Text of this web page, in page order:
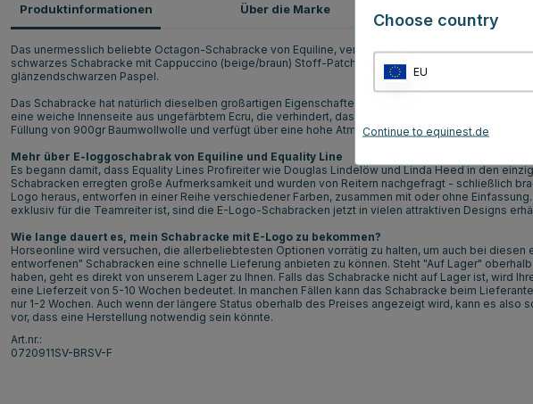
Produktinformationen
Das unermesslich beliebte Octagon-Schabracke von Equiline, verziert mit dem unwiderstehlichen
schwarzes Schabracke mit Cappuccino (beige/braun) Stoff-Patch mit Glitzerschwarte E-Logo,
glänzendschwarzen Paspel.
Das Schabracke hat natürlich dieselben großartigen Eigenschaften wie Octagon, wie
eine weiche Innenseite aus ungefärbtem Ecru, die verhindert, dass das Pferd mit Farbsubstanzen
Füllung von 900gr Baumwollwolle und verfügt über eine hohe Atmungsaktivität und Stoßdämpfung.
Mehr über E-loggoschabrak von Equiline und Equality Line
Es begann damit, dass Equality Lines Profireiter wie Douglas Lindelöw und Linda Heed in den
Schabracken erregten große Aufmerksamkeit und wurden von Reitern nachgefragt - schließlich
Logo heraus, entworfen in einer Reihe verschiedener Farben, zusammen mit oder ohne
exklusiv für die Teamreiter ist, sind die E-Logo-Schabracken jetzt in vielen attraktiven Designs
Wie lange dauert es, mein Schabracke mit E-Logo zu bekommen?
Horseonline wird versuchen, die allerbeliebtesten Optionen vorrätig zu halten, um auch bei diesen
entworfenen" Schabracken eine schnelle Lieferung anbieten zu können. Steht "Auf Lager"
haben, geht es direkt von unserem Lager zu Ihnen. Falls das Schabracke nicht auf Lager ist, wird
eine Lieferzeit von 5-10 Wochen bedeutet. In manchen Fällen kann das Schabracke beim
nur 1-2 Wochen. Auch wenn der längere Status oberhalb des Preises angezeigt wird, kann es also
vor, dass eine Herstellung notwendig sein könnte.
Art.nr.:
0720911SV-BRSV-F
Über die Marke
Choose country
EU
Continue to equinest.de